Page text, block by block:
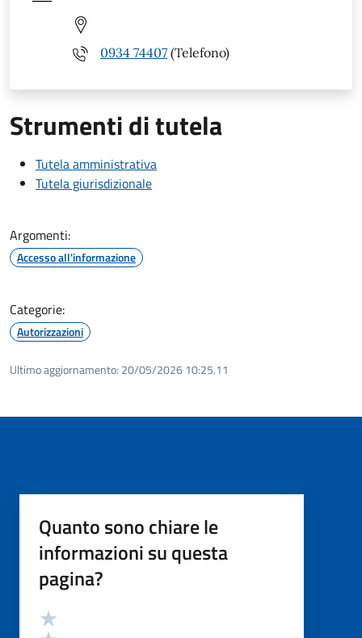
0934 74407 (Telefono)
Strumenti di tutela
Tutela amministrativa
Tutela giurisdizionale
Argomenti:
Accesso all'informazione
Categorie:
Autorizzazioni
Ultimo aggiornamento: 20/05/2026 10:25.11
Quanto sono chiare le
informazioni su questa
pagina?
Valutazione